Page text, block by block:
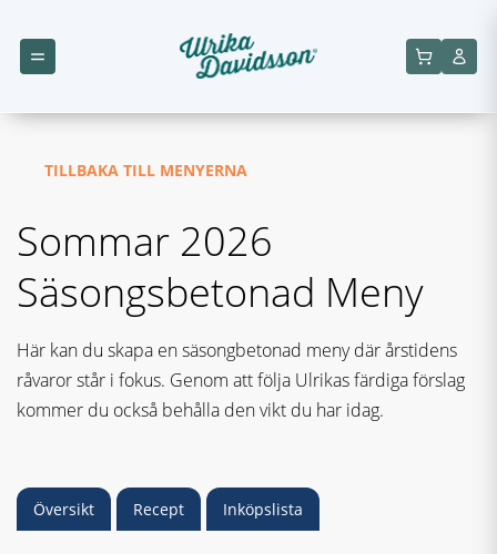
TILLBAKA TILL MENYERNA
Sommar 2026
Säsongsbetonad Meny
Här kan du skapa en säsongbetonad meny där årstidens
råvaror står i fokus. Genom att följa Ulrikas färdiga förslag
kommer du också behålla den vikt du har idag.
Översikt Recept Inköpslista